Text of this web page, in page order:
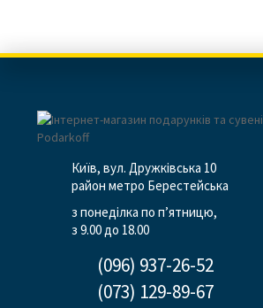
Київ, вул. Дружківська 10
район метро Берестейська
з понеділка по п’ятницю,
з 9.00 до 18.00
(096) 937-26-52
(073) 129-89-67